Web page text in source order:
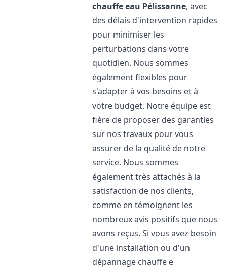
chauffe eau Pélissanne, avec
des délais d'intervention rapides
pour minimiser les
perturbations dans votre
quotidien. Nous sommes
également flexibles pour
s'adapter à vos besoins et à
votre budget. Notre équipe est
fière de proposer des garanties
sur nos travaux pour vous
assurer de la qualité de notre
service. Nous sommes
également très attachés à la
satisfaction de nos clients,
comme en témoignent les
nombreux avis positifs que nous
avons reçus. Si vous avez besoin
d'une installation ou d'un
dépannage chauffe e